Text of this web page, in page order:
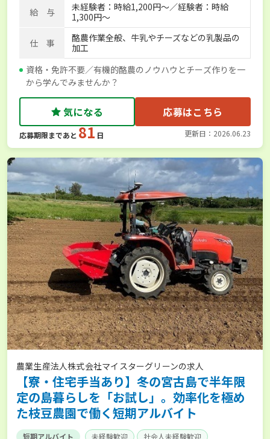
給 与
未経験者：時給1,200円～／経験者：時給
1,300円～
仕 事
酪農作業全般、牛乳やチーズなどの乳製品の
加工
資格・免許不要／有機的酪農のノウハウとチーズ作りを一
から学んでみませんか？
気になる 応募はこちら
応募期限まであと 81 日 更新日：2026.06.23
農業生産法人株式会社マイスターグリーンの求人
【寮・住宅手当あり】冬の宮古島で半年限
定の島暮らしを「お試し」。効率化を極め
た枝豆農園で働く短期アルバイト
短期アルバイト 未経験歓迎 社会人未経験歓迎